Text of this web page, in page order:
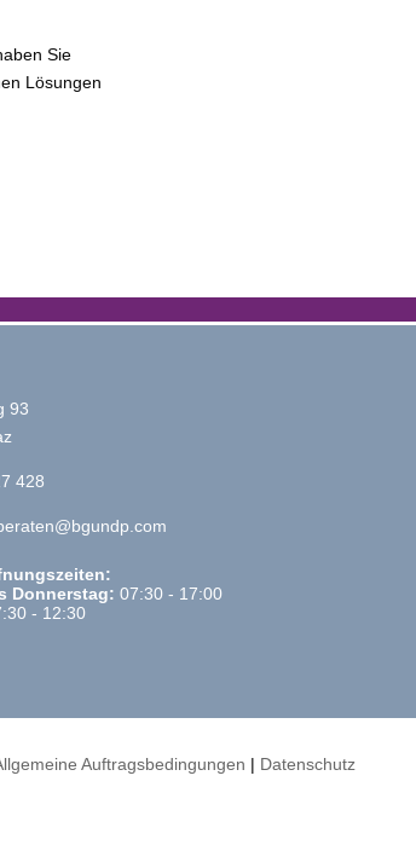
Sie
Lösungen
93
428
Donnerstag: 07:30 - 17:00
- 12:30
Auftragsbedingungen | Datenschutz